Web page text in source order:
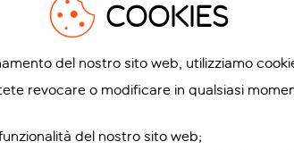
COOKIES
del nostro sito web, utilizziamo
revocare o modificare in qualsiasi
del nostro sito web;